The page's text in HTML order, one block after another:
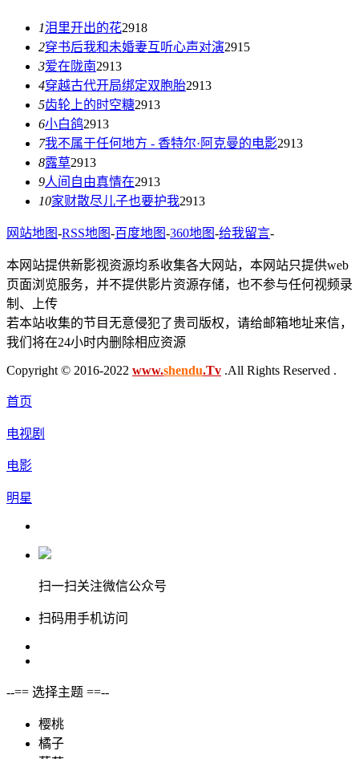
1泪里开出的花2918
2穿书后我和未婚妻互听心声对演2915
3爱在陇南2913
4穿越古代开局绑定双胞胎2913
5齿轮上的时空糖2913
6小白鸽2913
7我不属于任何地方 - 香特尔·阿克曼的电影2913
8露草2913
9人间自由真情在2913
10家财散尽儿子也要护我2913
网站地图-RSS地图-百度地图-360地图-给我留言-
本网站提供新影视资源均系收集各大网站，本网站只提供web
页面浏览服务，并不提供影片资源存储，也不参与任何视频录
制、上传
若本站收集的节目无意侵犯了贵司版权，请给邮箱地址来信，
我们将在24小时内删除相应资源
Copyright © 2016-2022 www.shendu.Tv .All Rights Reserved .
首页
电视剧
电影
明星
扫一扫关注微信公众号
扫码用手机访问
--== 选择主题 ==--
樱桃
橘子